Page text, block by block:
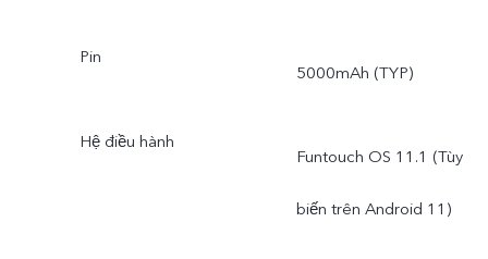
Pin
5000mAh (TYP)
Hệ điều hành
Funtouch OS 11.1 (Tùy
biến trên Android 11)